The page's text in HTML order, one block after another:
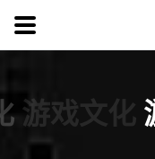
游戏文化